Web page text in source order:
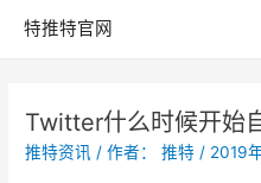
特推特官网
Twitter什么时候开始
推特资讯 / 作者：推特 / 2019